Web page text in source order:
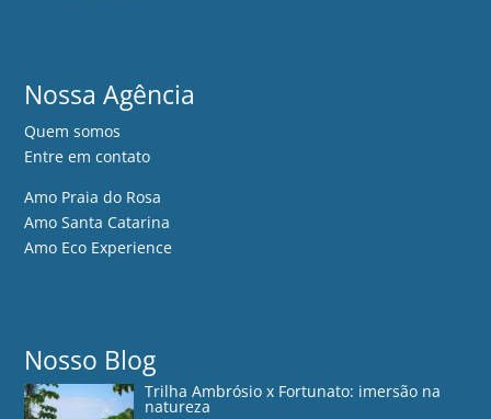
Nossa Agência
Quem somos
Entre em contato
Amo Praia do Rosa
Amo Santa Catarina
Amo Eco Experience
Nosso Blog
Trilha Ambrósio x Fortunato: imersão na
natureza